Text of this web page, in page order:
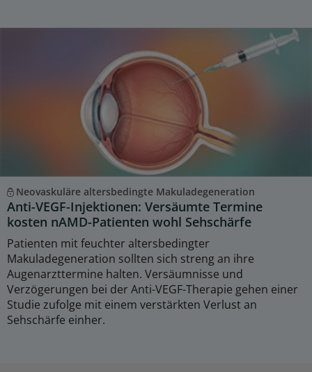
Neovaskuläre altersbedingte Makuladegeneration
Anti-VEGF-Injektionen: Versäumte Termine
kosten nAMD-Patienten wohl Sehschärfe
Patienten mit feuchter altersbedingter
Makuladegeneration sollten sich streng an ihre
Augenarzttermine halten. Versäumnisse und
Verzögerungen bei der Anti-VEGF-Therapie gehen einer
Studie zufolge mit einem verstärkten Verlust an
Sehschärfe einher.